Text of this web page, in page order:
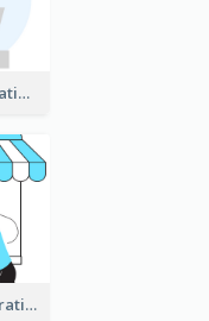
Catering Service Illustration
Apparel shopping Illustration